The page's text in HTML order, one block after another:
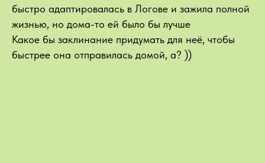
быстро адаптировалась в Логове и зажила полной
жизнью, но дома-то ей было бы лучше
Какое бы заклинание придумать для неё, чтобы
быстрее она отправилась домой, а? ))